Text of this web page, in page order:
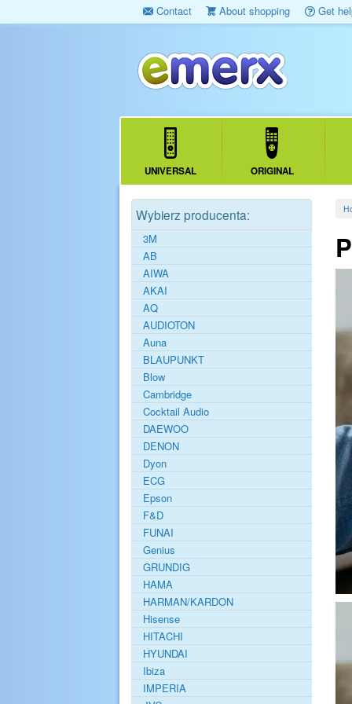
Contact About shopping Get
UNIVERSAL ORIGINAL
Wybierz producenta:
3M
AB
AIWA
AKAI
AQ
AUDIOTON
Auna
BLAUPUNKT
Blow
Cambridge
Cocktail Audio
DAEWOO
DENON
Dyon
ECG
Epson
F&D
FUNAI
Genius
GRUNDIG
HAMA
HARMAN/KARDON
Hisense
HITACHI
HYUNDAI
Ibiza
IMPERIA